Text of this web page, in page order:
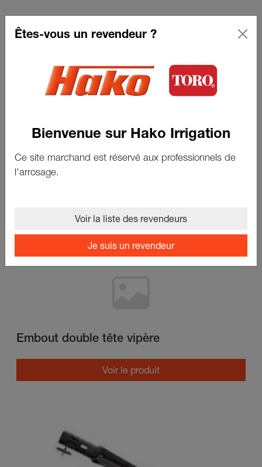
Plongeur pour tuyau PE
Embout double tête vipère
Voir le produit
Êtes-vous un revendeur ?
Bienvenue sur Hako Irrigation
Ce site marchand est réservé aux professionnels de
l'arrosage.
Voir la liste des revendeurs
Je suis un revendeur